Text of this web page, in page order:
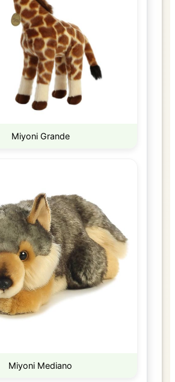
Miyoni Grande
Miyoni Mediano